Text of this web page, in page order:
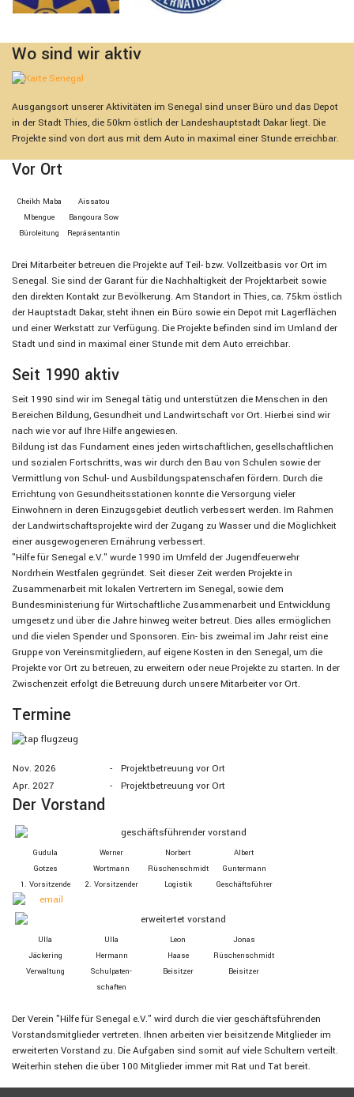
Wo sind wir aktiv
Ausgangsort unserer Aktivitäten im Senegal sind unser Büro und das Depot
in der Stadt Thies, die 50km östlich der Landeshauptstadt Dakar liegt. Die
Projekte sind von dort aus mit dem Auto in maximal einer Stunde erreichbar.
Vor Ort
Cheikh Maba
Mbengue
Bürolei­tung
Aissatou
Bangoura Sow
Repräsen­tan­tin
Drei Mitarbeiter betreuen die Projekte auf Teil- bzw. Vollzeitbasis vor Ort im
Senegal. Sie sind der Garant für die Nachhaltigkeit der Projektarbeit sowie
den direkten Kontakt zur Bevölkerung. Am Standort in Thies, ca. 75km östlich
der Hauptstadt Dakar, steht ihnen ein Büro sowie ein Depot mit Lagerflächen
und einer Werkstatt zur Verfügung. Die Projekte befinden sind im Umland der
Stadt und sind in maximal einer Stunde mit dem Auto erreichbar.
Seit 1990 aktiv
Seit 1990 sind wir im Senegal tätig und unterstützen die Menschen in den
Bereichen Bildung, Gesundheit und Landwirtschaft vor Ort. Hierbei sind wir
nach wie vor auf Ihre Hilfe angewiesen.
Bildung ist das Fundament eines jeden wirtschaftlichen, gesellschaftlichen
und sozialen Fortschritts, was wir durch den Bau von Schulen sowie der
Vermittlung von Schul- und Ausbildungspatenschafen fördern. Durch die
Errichtung von Gesundheitsstationen konnte die Versorgung vieler
Einwohnern in deren Einzugsgebiet deutlich verbessert werden. Im Rahmen
der Landwirtschaftsprojekte wird der Zugang zu Wasser und die Möglichkeit
einer ausgewogeneren Ernährung verbessert.
"Hilfe für Senegal e.V." wurde 1990 im Umfeld der Jugendfeuerwehr
Nordrhein Westfalen gegründet. Seit dieser Zeit werden Projekte in
Zusammenarbeit mit lokalen Vertrertern im Senegal, sowie dem
Bundesministeriung für Wirtschaftliche Zusammenarbeit und Entwicklung
umgesetz und über die Jahre hinweg weiter betreut. Dies alles ermöglichen
und die vielen Spender und Sponsoren. Ein- bis zweimal im Jahr reist eine
Gruppe von Vereinsmitgliedern, auf eigene Kosten in den Senegal, um die
Projekte vor Ort zu betreuen, zu erweitern oder neue Projekte zu starten. In der
Zwischenzeit erfolgt die Betreuung durch unsere Mitarbeiter vor Ort.
Termine
Nov. 2026 -
Projektbetreuung vor Ort
Apr. 2027
- Projektbetreuung vor Ort
Der Vorstand
Gudula
Gotzes
1. Vor­sitzende
Werner
Wortmann
2. Vor­sitzender
Norbert
Rüschen­schmidt
Logistik
Albert
Guntermann
Geschäfts­führer
Ulla
Jäckering
Verwaltung
Ulla
Hermann
Schul­paten­
schaften
Leon
Haase
Beisitzer
Jonas
Rüschenschmidt
Beisitzer
Der Verein "Hilfe für Senegal e.V." wird durch die vier geschäftsführenden
Vorstandsmitglieder vertreten. Ihnen arbeiten vier beisitzende Mitglieder im
erweiterten Vorstand zu. Die Aufgaben sind somit auf viele Schultern verteilt.
Weiterhin stehen die über 100 Mitglieder immer mit Rat und Tat bereit.